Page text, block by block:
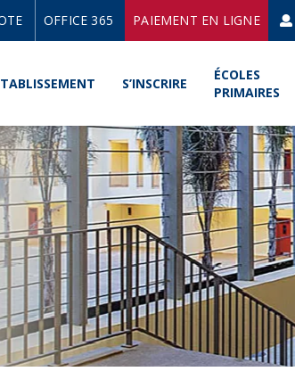
OFFICE 365 PAIEMENT EN LIGNE
S’INSCRIRE
ÉCOLES
PRIMAIRES